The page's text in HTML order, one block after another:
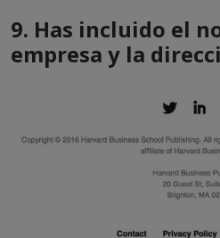
9. Has incluido el
empresa y la